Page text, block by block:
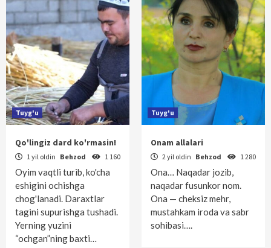
Tuyg'u
Qo'lingiz dard ko'rmasin!
1 yil oldin Behzod 1 160
Oyim vaqtli turib, ko'cha
eshigini ochishga
chog'lanadi. Daraxtlar
tagini supurishga tushadi.
Yerning yuzini
“ochgan”ning baxti…
Tuyg'u
Onam allalari
2 yil oldin Behzod 1 280
Ona… Naqadar jozib,
naqadar fusunkor nom.
Ona — cheksiz mehr,
mustahkam iroda va sabr
sohibasi….